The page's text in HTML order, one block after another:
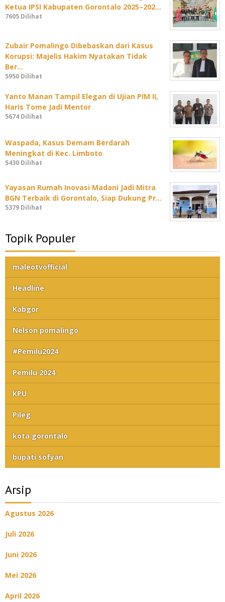
Ketua IPSI Kabupaten Gorontalo 2025–202…
7605 Dilihat
Zubair Pomalingo Dibebaskan dari Kasus
Korupsi: Majelis Hakim Nyatakan Tidak
Ber…
5950 Dilihat
Yanto Manan Tampil Elegan di Ujian PIM II,
Haris Tome Jadi Mentor
5674 Dilihat
Waspada, Kasus Demam Berdarah
Meningkat di Kec. Limboto
5430 Dilihat
Yayasan Rumah Inovasi Madani Jadi Mitra
BGN Terbaik di Gorontalo, Siap Dukung Pr…
5379 Dilihat
Topik Populer
maleotvofficial
Headline
Kabgor
Nelson pomalingo
#Pemilu2024
Pemilu 2024
KPU
Pileg
kota gorontalo
bupati sofyan
Arsip
Agustus 2026
Juli 2026
Juni 2026
Mei 2026
April 2026